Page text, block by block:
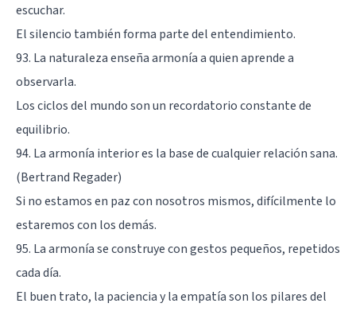
escuchar.
El silencio también forma parte del entendimiento.
93. La naturaleza enseña armonía a quien aprende a
observarla.
Los ciclos del mundo son un recordatorio constante de
equilibrio.
94. La armonía interior es la base de cualquier relación sana.
(Bertrand Regader)
Si no estamos en paz con nosotros mismos, difícilmente lo
estaremos con los demás.
95. La armonía se construye con gestos pequeños, repetidos
cada día.
El buen trato, la paciencia y la empatía son los pilares del